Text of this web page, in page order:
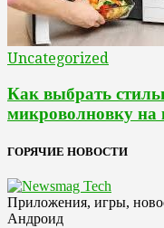
Uncategorized
Как выбрать
микроволновку на
ГОРЯЧИЕ НОВОСТИ
Приложения, игры,
Андроид